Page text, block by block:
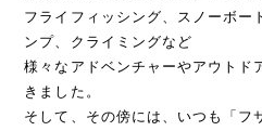
フライフィッシング、スノーボー
ンプ、クライミングなど
様々なアドベンチャーやアウトド
きました。
そして、その傍には、いつも「フ